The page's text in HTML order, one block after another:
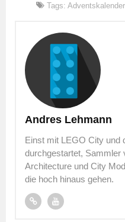
Tags:
Andres Lehmann
Einst mit LEGO City und
durchgestartet, Sammler
Architecture und City
die hoch hinaus gehen.